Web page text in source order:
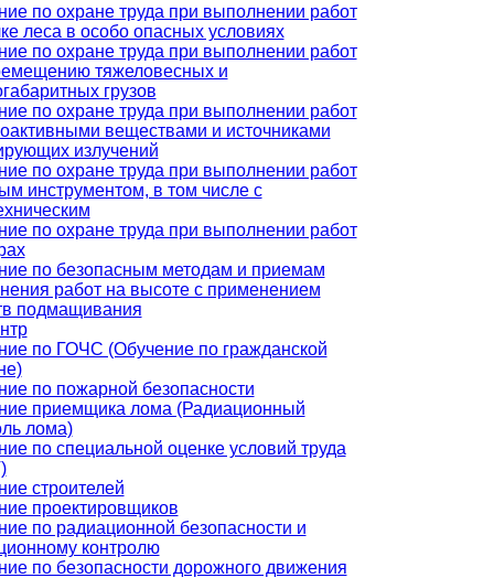
по охране труда при выполнении работ
леса в особо опасных условиях
по охране труда при выполнении работ
тяжеловесных и
грузов
по охране труда при выполнении работ
веществами и источниками
излучений
по охране труда при выполнении работ
инструментом, в том числе с
по охране труда при выполнении работ
по безопасным методам и приемам
работ на высоте с применением
подмащивания
по ГОЧС (Обучение по гражданской
по пожарной безопасности
приемщика лома (Радиационный
лома)
по специальной оценке условий труда
строителей
проектировщиков
по радиационной безопасности и
контролю
по безопасности дорожного движения